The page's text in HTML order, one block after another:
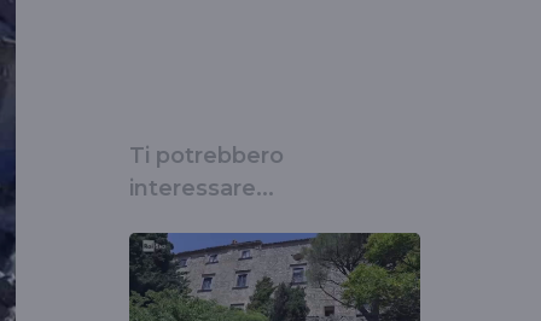
Ti potrebbero
interessare...